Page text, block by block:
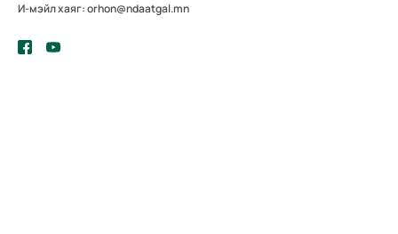
И-мэйл хаяг: orhon@ndaatgal.mn